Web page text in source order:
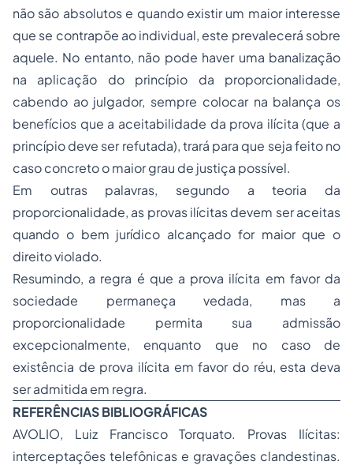
não são absolutos e quando existir um maior interesse
que se contrapõe ao individual, este prevalecerá sobre
aquele. No entanto, não pode haver uma banalização
na aplicação do princípio da proporcionalidade,
cabendo ao julgador, sempre colocar na balança os
benefícios que a aceitabilidade da prova ilícita (que a
princípio deve ser refutada), trará para que seja feito no
caso concreto o maior grau de justiça possível.
Em outras palavras, segundo a teoria da
proporcionalidade, as provas ilícitas devem ser aceitas
quando o bem jurídico alcançado for maior que o
direito violado.
Resumindo, a regra é que a prova ilícita em favor da
sociedade permaneça vedada, mas a
proporcionalidade permita sua admissão
excepcionalmente, enquanto que no caso de
existência de prova ilícita em favor do réu, esta deva
ser admitida em regra.
REFERÊNCIAS BIBLIOGRÁFICAS
AVOLIO, Luiz Francisco Torquato. Provas Ilícitas:
interceptações telefônicas e gravações clandestinas.